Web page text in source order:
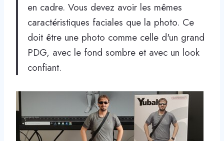
en cadre. Vous devez avoir les mêmes
caractéristiques faciales que la photo. Ce
doit être une photo comme celle d'un grand
PDG, avec le fond sombre et avec un look
confiant.